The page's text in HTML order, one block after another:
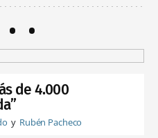
de 4.000
Rubén Pacheco